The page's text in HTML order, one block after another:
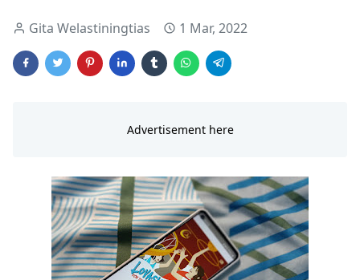
Gita Welastiningtias 1 Mar, 2022